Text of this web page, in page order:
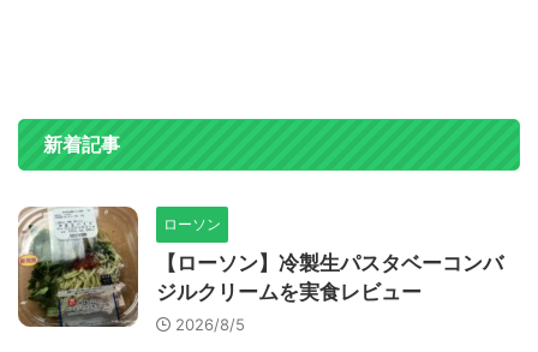
新着記事
ローソン
【ローソン】冷製生パスタベーコンバ
ジルクリームを実食レビュー
2026/8/5